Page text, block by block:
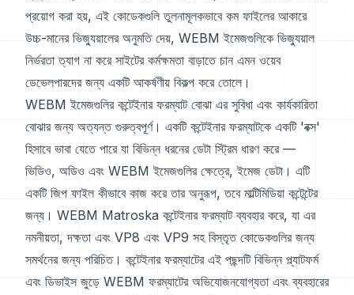
প্রয়োগ করা হয়, এই কোডেকগুলি তুলনামূলকভাবে কম ফাইলের আকারে
উচ্চ-মানের ভিজ্যুয়ালের অনুমতি দেয়, WEBM ইমেজগুলিকে ভিজ্যুয়াল
নির্ভরতা ত্যাগ না করে সাইটের কর্মক্ষমতা বাড়াতে চান এমন ওয়েব
ডেভেলপারদের জন্য একটি আকর্ষণীয় বিকল্প করে তোলে।
WEBM ইমেজগুলির কন্টেইনার ফরম্যাট বোঝা এর সুবিধা এবং কার্যকারিতা
বোঝার জন্য অত্যন্ত গুরুত্বপূর্ণ। একটি কন্টেইনার ফরম্যাটকে একটি 'বক্স'
হিসাবে ভাবা যেতে পারে যা বিভিন্ন ধরনের ডেটা স্ট্রিম ধারণ করে —
ভিডিও, অডিও এবং WEBM ইমেজগুলির ক্ষেত্রে, ইমেজ ডেটা। এটি
একটি জিপ ফাইল কীভাবে কাজ করে তার অনুরূপ, তবে মাল্টিমিডিয়া কন্টেন্টের
জন্য। WEBM Matroska কন্টেইনার ফরম্যাট ব্যবহার করে, যা এর
নমনীয়তা, দক্ষতা এবং VP8 এবং VP9 সহ বিস্তৃত কোডেকগুলির জন্য
সমর্থনের জন্য পরিচিত। কন্টেইনার ফরম্যাটের এই পছন্দটি বিভিন্ন প্ল্যাটফর্ম
এবং ডিভাইস জুড়ে WEBM ফরম্যাটের অভিযোজনযোগ্যতা এবং ব্যবহারের